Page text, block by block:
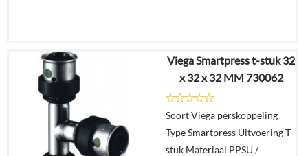
€43,34
€28,74
Details
Viega Smartpress t-stuk 32
x 32 x 32 MM 730062
Soort Viega perskoppeling
Type Smartpress Uitvoering T-
stuk Materiaal PPSU /